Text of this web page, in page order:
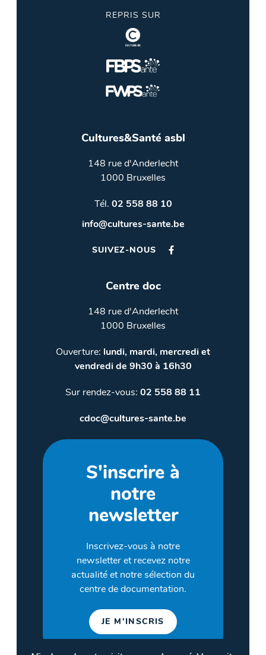
REPRIS SUR
Cultures&Santé asbl
148 rue d'Anderlecht
1000 Bruxelles
Tél. 02 558 88 10
info@cultures-sante.be
SUIVEZ-NOUS
Centre doc
148 rue d'Anderlecht
1000 Bruxelles
Ouverture: lundi, mardi, mercredi et
vendredi de 9h30 à 16h30
Sur rendez-vous: 02 558 88 11
cdoc@cultures-sante.be
S'inscrire à
notre
newsletter
Inscrivez-vous à notre
newsletter et recevez notre
actualité et notre sélection du
centre de documentation.
JE M'INSCRIS